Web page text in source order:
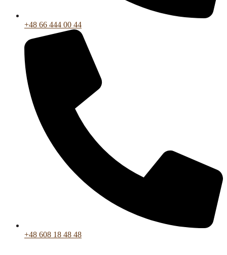
+48 66 444 00 44
+48 608 18 48 48